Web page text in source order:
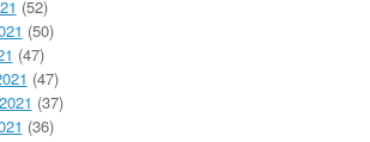
(52)
(50)
(47)
(47)
(37)
(36)